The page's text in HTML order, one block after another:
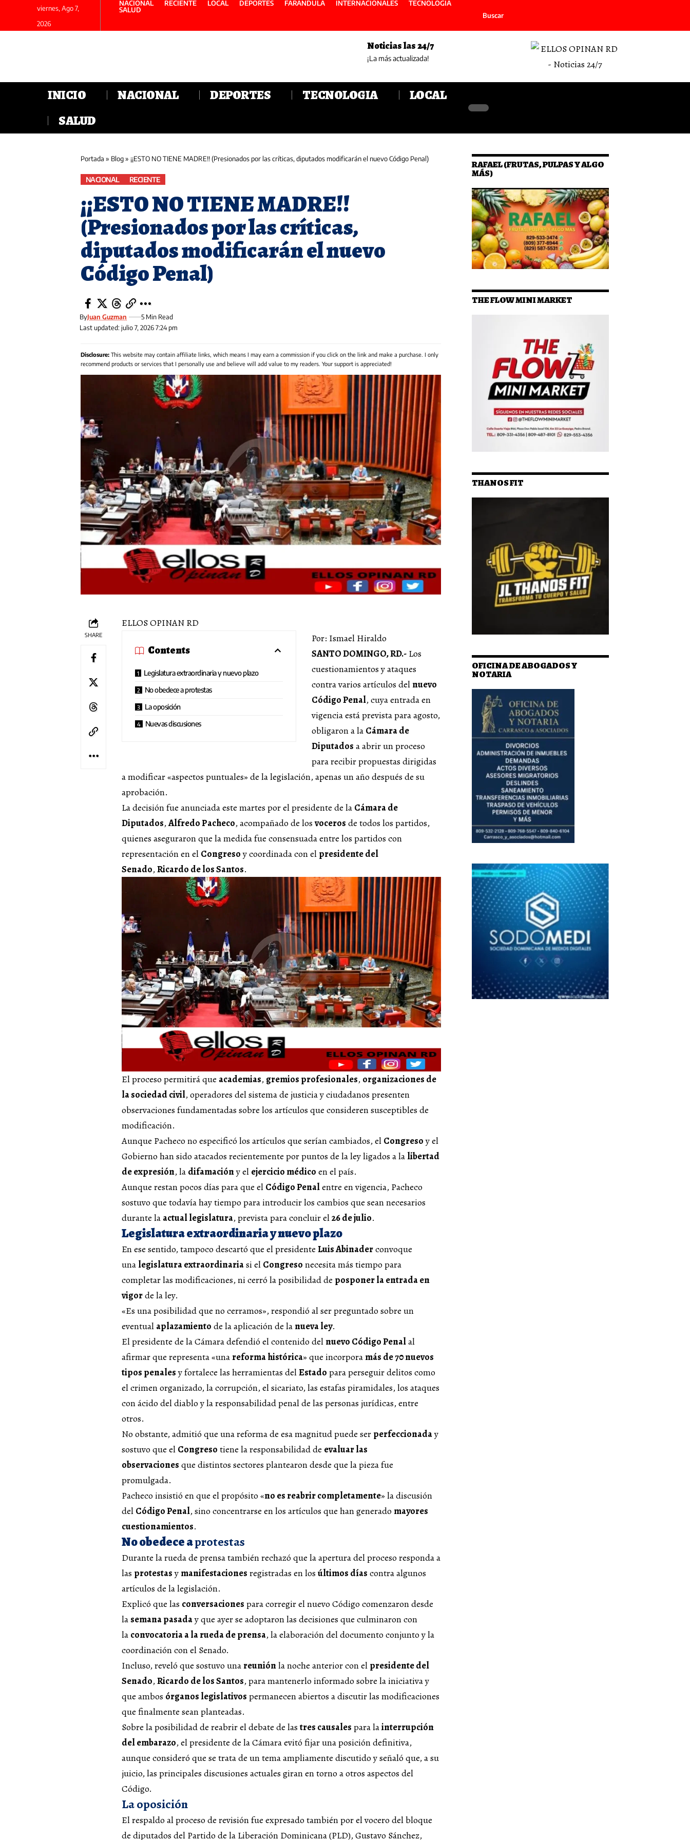
viernes, Ago 7,
2026
NACIONAL RECIENTE LOCAL DEPORTES FARANDULA INTERNACIONALES
TECNOLOGIA
SALUD
Buscar
Noticias las 24/7
¡La más actualizada!
INICIO NACIONAL DEPORTES TECNOLOGIA
LOCAL
SALUD
Portada » Blog» ¡¡ESTO NO TIENE MADRE!! (Presionados por las críticas, diputados modificarán el nuevo Código Penal)
NACIONAL RECIENTE
¡¡ESTO NO TIENE MADRE!!
(Presionados por las críticas,
diputados modificarán el nuevo
Código Penal)
Last updated: julio 7, 2026 7:24 pm
ByJuan Guzman 5 Min Read
Disclosure: This website may contain affiliate links, which means I may earn a commission if you click on the link and make a purchase. I only
recommend products or services that I personally use and believe will add value to my readers. Your support is appreciated!
SHARE
ELLOS OPINAN RD
Contents
Legislatura extraordinaria y nuevo plazo
No obedece a protestas
La oposición
Nuevas discusiones
Por: Ismael Hiraldo
SANTO DOMINGO, RD.- Los
cuestionamientos y ataques
contra varios artículos delnuevo
Código Penal, cuya entrada en
vigencia está prevista para agosto,
obligaron a la Cámara de
Diputados a abrir un proceso
para recibir propuestas dirigidas
a modificar «aspectos puntuales» de la legislación, apenas un año después de su
aprobación.
La decisión fue anunciada este martes por el presidente de la Cámara de
Diputados,Alfredo Pacheco, acompañado de losvoceros de todos los partidos,
quienes aseguraron que la medida fue consensuada entre los partidos con
representación en el Congresoy coordinada con el presidente del
Senado,Ricardo de los Santos.
El proceso permitirá que academias, gremios profesionales, organizaciones de
la sociedad civil, operadores del sistema de justicia y ciudadanos presenten
observaciones fundamentadas sobre los artículos que consideren susceptibles de
modificación.
Aunque Pacheco no especificó los artículos que serían cambiados, el Congresoy el
Gobierno han sido atacados recientemente por puntos de la ley ligados a la libertad
de expresión, la difamacióny el ejercicio médico en el país.
Aunque restan pocos días para que el Código Penalentre en vigencia, Pacheco
sostuvo que todavía hay tiempo para introducir los cambios que sean necesarios
durante la actual legislatura, prevista para concluir el26 de julio.
Legislatura extraordinaria y nuevo plazo
En ese sentido, tampoco descartó que el presidente Luis Abinaderconvoque
una legislatura extraordinariasi el Congreso necesita más tiempo para
completar las modificaciones, ni cerró la posibilidad de posponer la entrada en
vigorde la ley.
«Es una posibilidad que no cerramos», respondió al ser preguntado sobre un
eventual aplazamiento de la aplicación de lanueva ley.
El presidente de la Cámara defendió el contenido delnuevo Código Penalal
afirmar que representa «unareforma histórica» que incorporamás de 70 nuevos
tipos penalesy fortalece las herramientas delEstado para perseguir delitos como
el crimen organizado, la corrupción, el sicariato, las estafas piramidales, los ataques
con ácido del diablo y la responsabilidad penal de las personas jurídicas, entre
otros.
No obstante, admitió que una reforma de esa magnitud puede ser perfeccionaday
sostuvo que el Congreso tiene la responsabilidad de evaluar las
observaciones que distintos sectores plantearon desde que la pieza fue
promulgada.
Pacheco insistió en que el propósito «no es reabrir completamente» la discusión
del Código Penal, sino concentrarse en los artículos que han generado mayores
cuestionamientos.
No obedece aprotestas
Durante la rueda de prensa también rechazó que la apertura del proceso responda a
las protestasymanifestaciones registradas en los últimos días contra algunos
artículos de la legislación.
Explicó que las conversaciones para corregir el nuevo Código comenzaron desde
la semana pasaday que ayer se adoptaron las decisiones que culminaron con
la convocatoria a la rueda de prensa, la elaboración del documento conjunto y la
coordinación con el Senado.
Incluso, reveló que sostuvo unareuniónla noche anterior con el presidente del
Senado,Ricardo de los Santos, para mantenerlo informado sobre la iniciativa y
que ambos órganos legislativos permanecen abiertos a discutir las modificaciones
que finalmente sean planteadas.
Sobre la posibilidad de reabrir el debate de las tres causales para lainterrupción
del embarazo, el presidente de la Cámara evitó fijar una posición definitiva,
aunque consideró que se trata de un tema ampliamente discutido y señaló que, a su
juicio, las principales discusiones actuales giran en torno a otros aspectos del
Código.
La oposición
El respaldo al proceso de revisión fue expresado también por el vocero del bloque
de diputados del Partido de la Liberación Dominicana (PLD), Gustavo Sánchez,
RAFAEL (FRUTAS, PULPAS Y ALGO
MÁS)
THE FLOW MINI MARKET
THANOS FIT
OFICINA DE ABOGADOS Y
NOTARIA